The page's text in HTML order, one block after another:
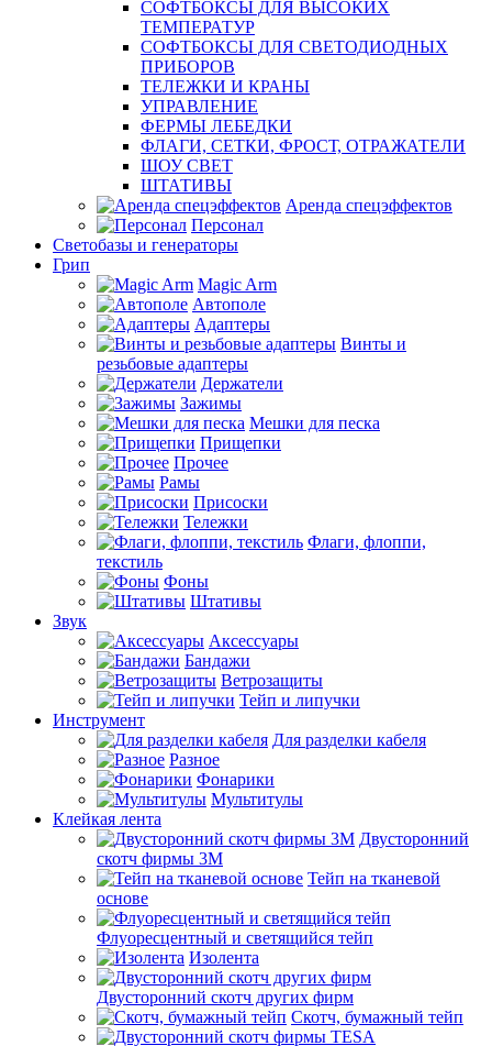
СОФТБОКСЫ ДЛЯ ВЫСОКИХ
ТЕМПЕРАТУР
СОФТБОКСЫ ДЛЯ СВЕТОДИОДНЫХ
ПРИБОРОВ
ТЕЛЕЖКИ И КРАНЫ
УПРАВЛЕНИЕ
ФЕРМЫ ЛЕБЕДКИ
ФЛАГИ, СЕТКИ, ФРОСТ, ОТРАЖАТЕЛИ
ШОУ СВЕТ
ШТАТИВЫ
Аренда спецэффектов
Персонал
Светобазы и генераторы
Грип
Magic Arm
Автополе
Адаптеры
Винты и
резьбовые адаптеры
Держатели
Зажимы
Мешки для песка
Прищепки
Прочее
Рамы
Присоски
Тележки
Флаги, флоппи,
текстиль
Фоны
Штативы
Звук
Аксессуары
Бандажи
Ветрозащиты
Тейп и липучки
Инструмент
Для разделки кабеля
Разное
Фонарики
Мультитулы
Клейкая лента
Двусторонний
скотч фирмы 3M
Тейп на тканевой
основе
Флуоресцентный и светящийся тейп
Изолента
Двусторонний скотч других фирм
Скотч, бумажный тейп